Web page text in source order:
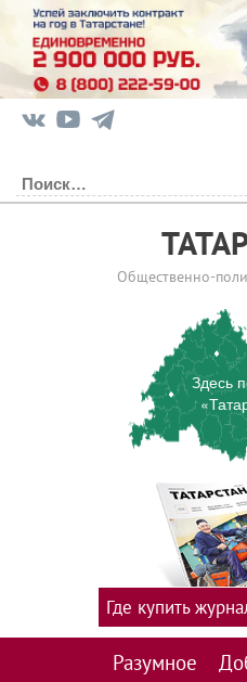
Общественно-
Здесь
Разумное
Где купить